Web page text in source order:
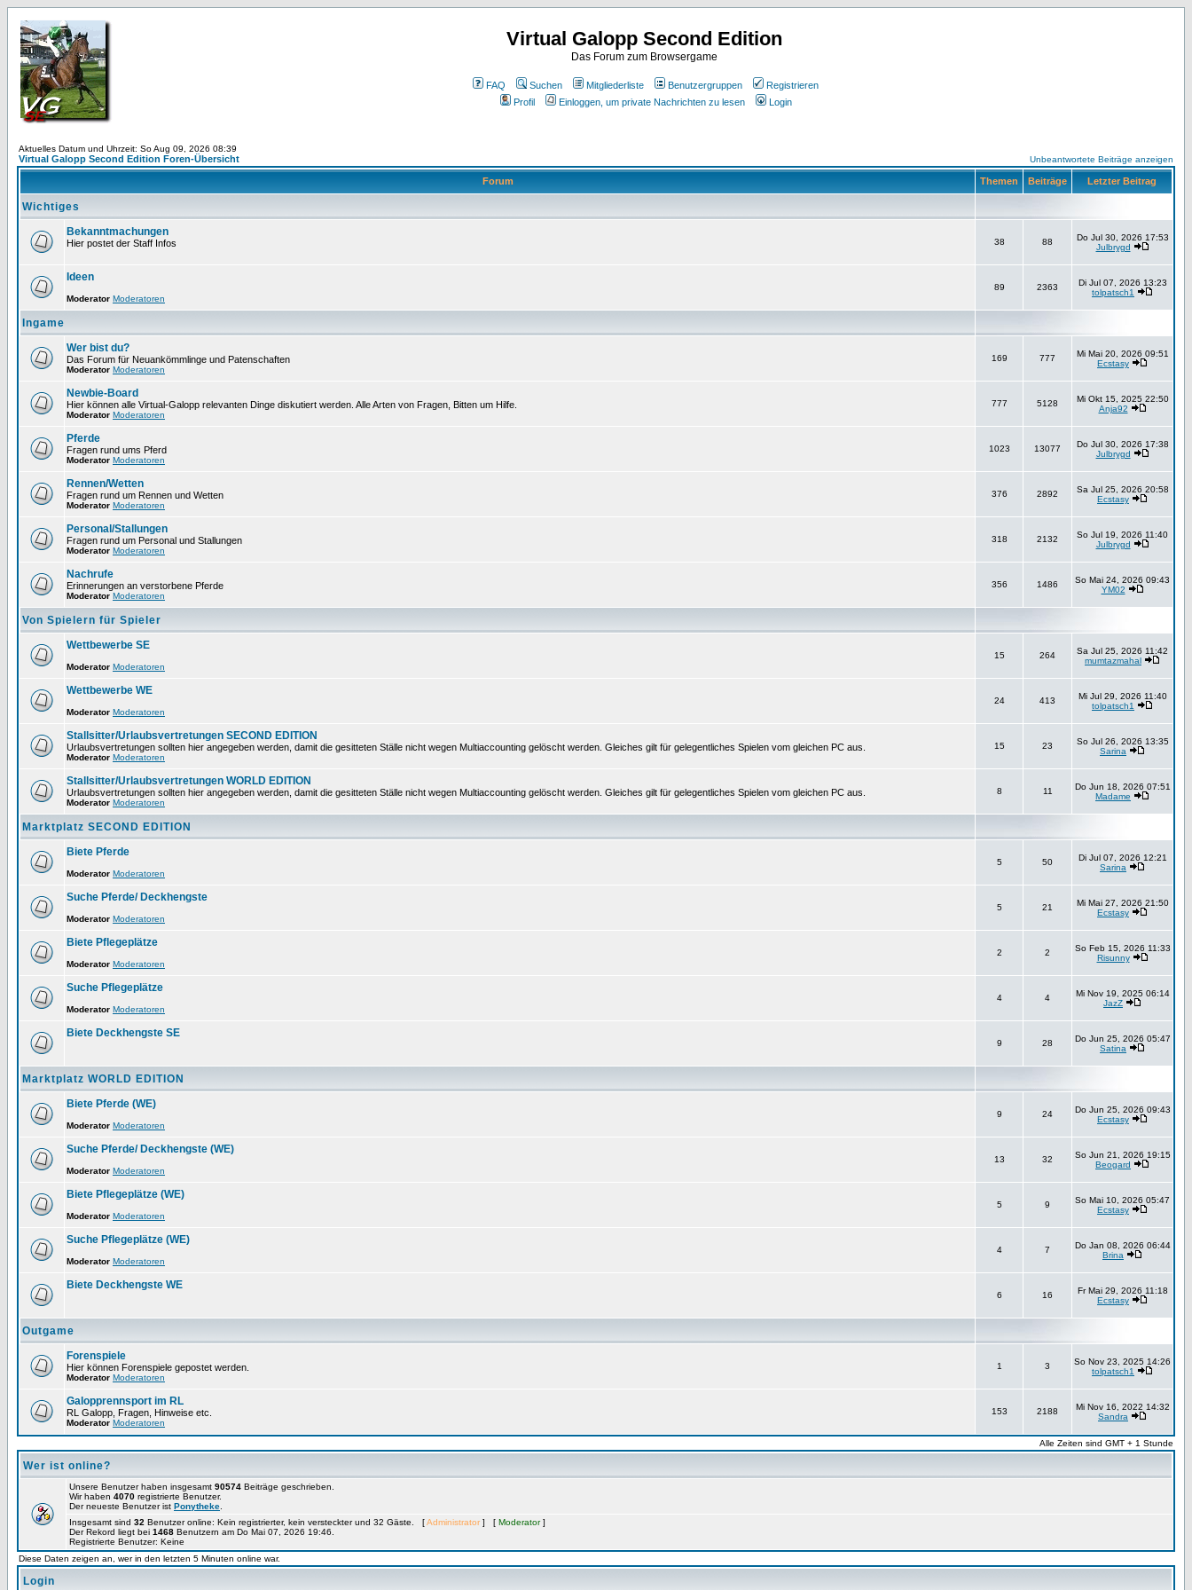
Virtual Galopp Second Edition
Das Forum zum Browsergame
FAQ Suchen Mitgliederliste Benutzergruppen
Registrieren
Profil
Einloggen, um private Nachrichten zu lesen Login
Aktuelles Datum und Uhrzeit: So Aug 09, 2026 08:39
Virtual Galopp Second Edition Foren-Übersicht Unbeantwortete Beiträge anzeigen
Forum Themen Beiträge Letzter Beitrag
Wichtiges
Bekanntmachungen
Hier postet der Staff Infos 38 88
Do Jul 30, 2026 17:53
Julbrygd
Ideen
Moderator Moderatoren
89 2363
Di Jul 07, 2026 13:23
tolpatsch1
Ingame
Wer bist du?
Das Forum für Neuankömmlinge und Patenschaften
Moderator Moderatoren
169 777
Mi Mai 20, 2026 09:51
Ecstasy
Newbie-Board
Hier können alle Virtual-Galopp relevanten Dinge diskutiert werden. Alle Arten von Fragen, Bitten um Hilfe.
Moderator Moderatoren
777 5128
Mi Okt 15, 2025 22:50
Anja92
Pferde
Fragen rund ums Pferd
Moderator Moderatoren
1023 13077
Do Jul 30, 2026 17:38
Julbrygd
Rennen/Wetten
Fragen rund um Rennen und Wetten
Moderator Moderatoren
376 2892
Sa Jul 25, 2026 20:58
Ecstasy
Personal/Stallungen
Fragen rund um Personal und Stallungen
Moderator Moderatoren
318 2132
So Jul 19, 2026 11:40
Julbrygd
Nachrufe
Erinnerungen an verstorbene Pferde
Moderator Moderatoren
356 1486
So Mai 24, 2026 09:43
YM02
Von Spielern für Spieler
Wettbewerbe SE
Moderator Moderatoren
15 264
Sa Jul 25, 2026 11:42
mumtazmahal
Wettbewerbe WE
Moderator Moderatoren
24 413
Mi Jul 29, 2026 11:40
tolpatsch1
Stallsitter/Urlaubsvertretungen SECOND EDITION
Urlaubsvertretungen sollten hier angegeben werden, damit die gesitteten Ställe nicht wegen Multiaccounting gelöscht werden. Gleiches gilt für gelegentliches Spielen vom gleichen PC aus.
Moderator Moderatoren
15 23
So Jul 26, 2026 13:35
Sarina
Stallsitter/Urlaubsvertretungen WORLD EDITION
Urlaubsvertretungen sollten hier angegeben werden, damit die gesitteten Ställe nicht wegen Multiaccounting gelöscht werden. Gleiches gilt für gelegentliches Spielen vom gleichen PC aus.
Moderator Moderatoren
8 11
Do Jun 18, 2026 07:51
Madame
Marktplatz SECOND EDITION
Biete Pferde
Moderator Moderatoren
5 50
Di Jul 07, 2026 12:21
Sarina
Suche Pferde/ Deckhengste
Moderator Moderatoren
5 21
Mi Mai 27, 2026 21:50
Ecstasy
Biete Pflegeplätze
Moderator Moderatoren
2 2
So Feb 15, 2026 11:33
Risunny
Suche Pflegeplätze
Moderator Moderatoren
4 4
Mi Nov 19, 2025 06:14
JazZ
Biete Deckhengste SE
9 28
Do Jun 25, 2026 05:47
Satina
Marktplatz WORLD EDITION
Biete Pferde (WE)
Moderator Moderatoren
9 24
Do Jun 25, 2026 09:43
Ecstasy
Suche Pferde/ Deckhengste (WE)
Moderator Moderatoren
13 32
So Jun 21, 2026 19:15
Beogard
Biete Pflegeplätze (WE)
Moderator Moderatoren
5 9
So Mai 10, 2026 05:47
Ecstasy
Suche Pflegeplätze (WE)
Moderator Moderatoren
4 7
Do Jan 08, 2026 06:44
Brina
Biete Deckhengste WE
6 16
Fr Mai 29, 2026 11:18
Ecstasy
Outgame
Forenspiele
Hier können Forenspiele gepostet werden.
Moderator Moderatoren
1 3
So Nov 23, 2025 14:26
tolpatsch1
Galopprennsport im RL
RL Galopp, Fragen, Hinweise etc.
Moderator Moderatoren
153 2188
Mi Nov 16, 2022 14:32
Sandra
Alle Zeiten sind GMT + 1 Stunde
Wer ist online?
Unsere Benutzer haben insgesamt 90574 Beiträge geschrieben.
Wir haben 4070 registrierte Benutzer.
Der neueste Benutzer ist Ponytheke
Insgesamt sind 32 Benutzer online: Kein registrierter, kein versteckter und 32 Gäste. [Administrator ] [ Moderator]
Der Rekord liegt bei 1468 Benutzern am Do Mai 07, 2026 19:46.
Registrierte Benutzer: Keine
Diese Daten zeigen an, wer in den letzten 5 Minuten online war.
Login